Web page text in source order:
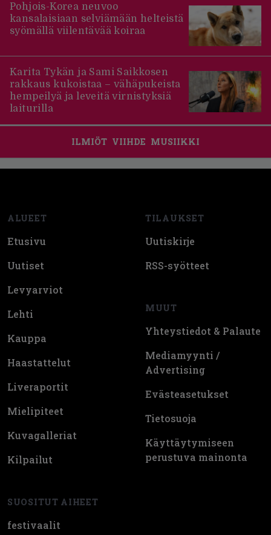
Pohjois-Korea neuvoo
kansalaisiaan selviämään helteistä
syömällä viilentävää koiraa
Karita Tykän ja Sami Saikkosen
rakkaus kukoistaa – vähäpukeista
hempeilyä ja leveitä virnistyksiä
laiturilla
ILMIÖT VIIHDE MUSIIKKI
ALUEET
Etusivu
Uutiset
Levyarviot
Lehti
Kauppa
Haastattelut
Liveraportit
Mielipiteet
Kuvagalleriat
Kilpailut
SUOSITUT AIHEET
festivaalit
TILAUKSET
Uutiskirje
RSS-syötteet
MUUT
Yhteystiedot & Palaute
Mediamyynti /
Advertising
Evästeasetukset
Tietosuoja
Käyttäytymiseen
perustuva mainonta